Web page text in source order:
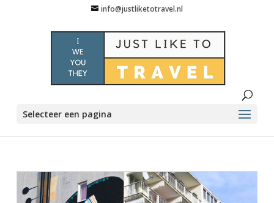
info@justliketotravel.nl
Selecteer een pagina